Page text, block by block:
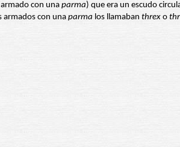
con unaparma) que era un escudo
armados con una parma los llamaban threx o